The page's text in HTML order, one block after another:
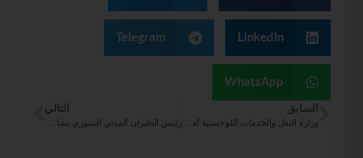
LinkedIn
Telegram
WhatsApp
السابق
وزارة النقل والخدمات اللوجستية تُعلن عن وظائف شاغرة للجنسين عبر برنامج الكفاءات والمتعاقدين.
التالي
رئيس الطيران المدني السوري يشارك في لقاءات استثمارية بدبي على هامش القمة العالمية للحكومات